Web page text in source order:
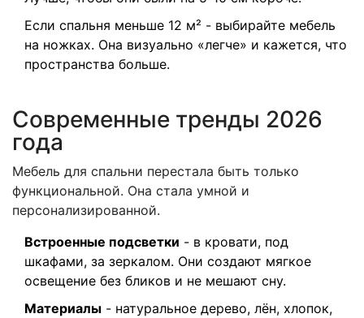
Если спальня меньше 12 м² - выбирайте мебель
на ножках. Она визуально «легче» и кажется, что
пространства больше.
Современные тренды 2026
года
Мебель для спальни перестала быть только
функциональной. Она стала умной и
персонализированной.
Встроенные подсветки - в кровати, под
шкафами, за зеркалом. Они создают мягкое
освещение без бликов и не мешают сну.
Материалы - натуральное дерево, лён, хлопок,